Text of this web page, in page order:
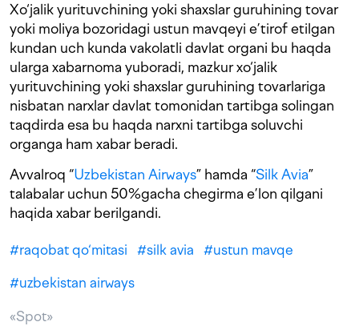
Xo‘jalik yurituvchining yoki shaxslar guruhining tovar
yoki moliya bozoridagi ustun mavqeyi e’tirof etilgan
kundan uch kunda vakolatli davlat organi bu haqda
ularga xabarnoma yuboradi, mazkur xo‘jalik
yurituvchining yoki shaxslar guruhining tovarlariga
nisbatan narxlar davlat tomonidan tartibga solingan
taqdirda esa bu haqda narxni tartibga soluvchi
organga ham xabar beradi.
Avvalroq “Uzbekistan Airways” hamda “Silk Avia”
talabalar uchun 50%gacha chegirma e’lon qilgani
haqida xabar berilgandi.
#raqobat qo‘mitasi #silk avia #ustun mavqe
#uzbekistan airways
«Spot»